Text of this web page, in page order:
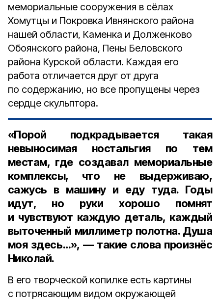
мемориальные сооружения в сёлах
Хомутцы и Покровка Ивнянского района
нашей области, Каменка и Долженково
Обоянского района, Пены Беловского
района Курской области. Каждая его
работа отличается друг от друга
по содержанию, но все пропущены через
сердце скульптора.
«Порой подкрадывается такая
невыносимая ностальгия по тем
местам, где создавал мемориальные
комплексы, что не выдерживаю,
сажусь в машину и еду туда. Годы
идут, но руки хорошо помнят
и чувствуют каждую деталь, каждый
выточенный миллиметр полотна. Душа
моя здесь…», — такие слова произнёс
Николай.
В его творческой копилке есть картины
с потрясающим видом окружающей